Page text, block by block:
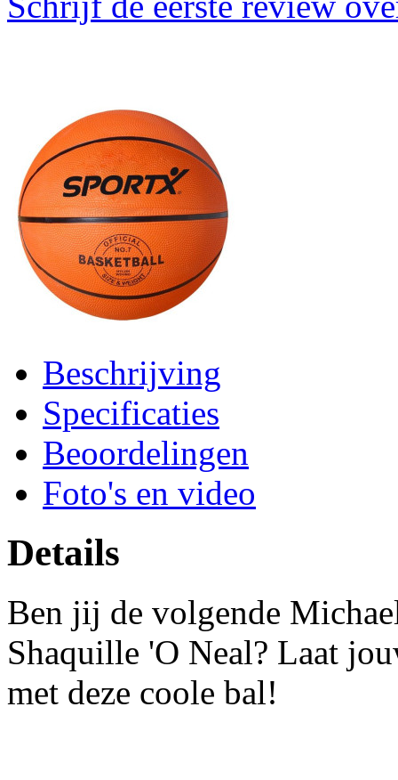
Beschrijving
Specificaties
Beoordelingen
Foto's en video
Details
Ben jij de volgende
Shaquille 'O Neal? Laat
met deze coole bal!